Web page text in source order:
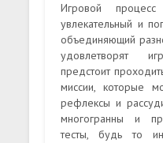
Игровой
увлекательный и
объединяющий
удовлетворят
предстоит
миссии, которые
рефлексы и
многогранны и
тесты, будь то